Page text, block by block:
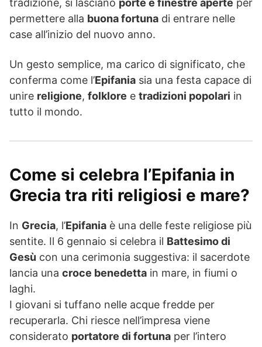
tradizione, si lasciano porte e finestre aperte per
permettere alla buona fortuna di entrare nelle
case all’inizio del nuovo anno.
Un gesto semplice, ma carico di significato, che
conferma come l’Epifania sia una festa capace di
unire religione, folklore e tradizioni popolari in
tutto il mondo.
Come si celebra l’Epifania in
Grecia tra riti religiosi e mare?
In Grecia, l’Epifania è una delle feste religiose più
sentite. Il 6 gennaio si celebra il Battesimo di
Gesù con una cerimonia suggestiva: il sacerdote
lancia una croce benedetta in mare, in fiumi o
laghi.
I giovani si tuffano nelle acque fredde per
recuperarla. Chi riesce nell’impresa viene
considerato portatore di fortuna per l’intero